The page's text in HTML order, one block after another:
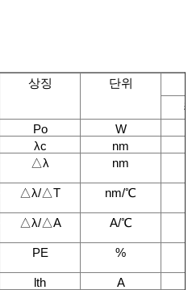
상징
단위
Po
W
λc
nm
△λ nm
△λ/△T nm/℃
△λ/△A A/℃
PE %
lth
A